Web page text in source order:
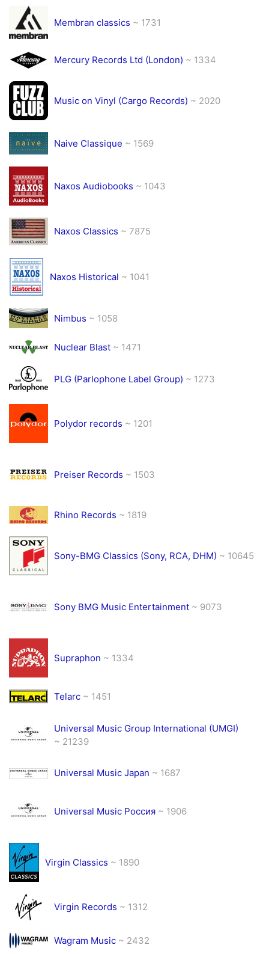
Membran classics ~ 1731
Mercury Records Ltd (London) ~ 1334
Music on Vinyl (Cargo Records) ~ 2020
Naive Classique ~ 1569
Naxos Audiobooks ~ 1043
Naxos Classics ~ 7875
Naxos Historical ~ 1041
Nimbus ~ 1058
Nuclear Blast ~ 1471
PLG (Parlophone Label Group) ~ 1273
Polydor records ~ 1201
Preiser Records ~ 1503
Rhino Records ~ 1819
Sony-BMG Classics (Sony, RCA, DHM) ~ 10645
Sony BMG Music Entertainment ~ 9073
Supraphon ~ 1334
Telarc ~ 1451
Universal Music Group International (UMGI)
~ 21239
Universal Music Japan ~ 1687
Universal Music Россия ~ 1906
Virgin Classics ~ 1890
Virgin Records ~ 1312
Wagram Music ~ 2432